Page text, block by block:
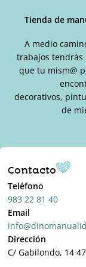
Tienda de
A medio
trabajos tendrás
que tu mism@
decorativos,
de
Contacto
Teléfono
983 22 81 40
Email
Dirección
C/ Gabilondo, 14